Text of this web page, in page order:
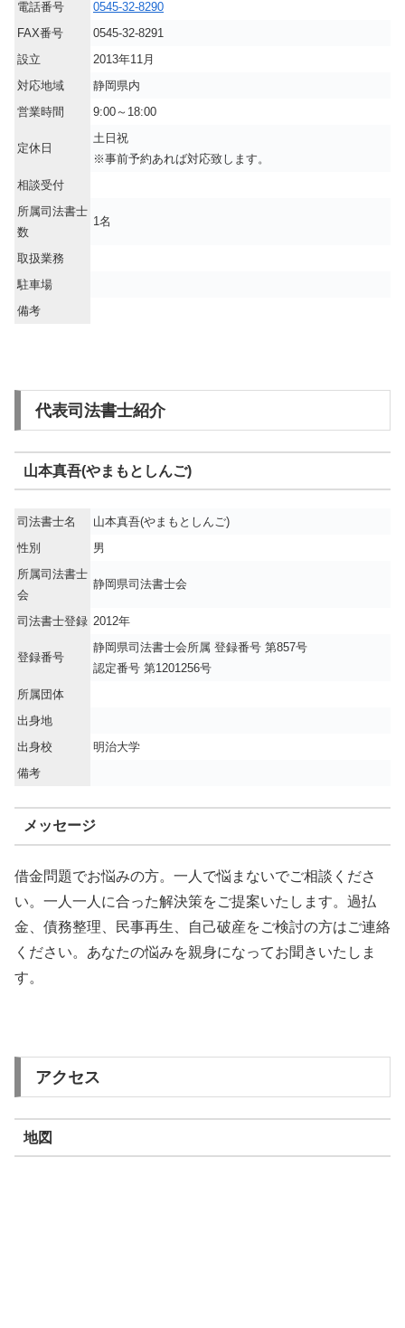
電話番号
0545-32-8290
FAX番号
0545-32-8291
設立
2013年11月
対応地域
静岡県内
営業時間
9:00～18:00
定休日
土日祝
※事前予約あれば対応致します。
相談受付
所属司法書士
数
1名
取扱業務
駐車場
備考
代表司法書士紹介
山本真吾(やまもとしんご)
司法書士名
山本真吾(やまもとしんご)
性別
男
所属司法書士
会
静岡県司法書士会
司法書士登録 2012年
登録番号
静岡県司法書士会所属 登録番号 第857号
認定番号 第1201256号
所属団体
出身地
出身校
明治大学
備考
メッセージ
借金問題でお悩みの方。一人で悩まないでご相談くださ
い。一人一人に合った解決策をご提案いたします。過払
金、債務整理、民事再生、自己破産をご検討の方はご連絡
ください。あなたの悩みを親身になってお聞きいたしま
す。
アクセス
地図